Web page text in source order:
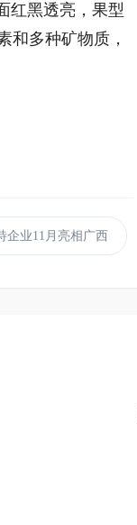
红黑透亮，果型
和多种矿物质，
企业11月亮相广西